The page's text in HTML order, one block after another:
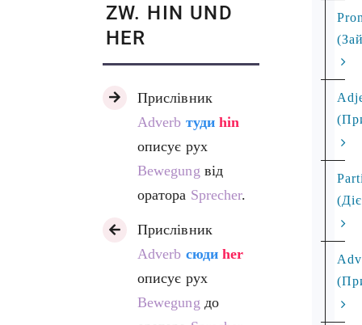
ZW. HIN UND
HER
Прислівник
Adverb туди hin
описує рух
Bewegung від
оратора Sprecher.
Прислівник
Adverb сюди her
описує рух
Bewegung до